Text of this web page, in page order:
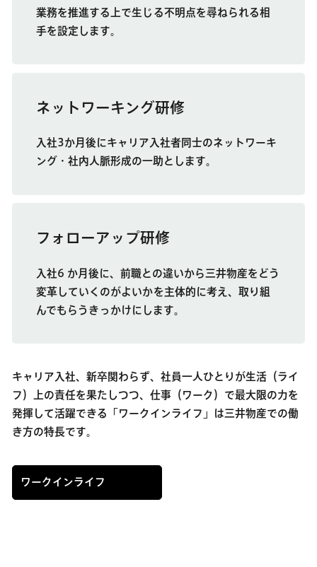
業務を推進する上で生じる不明点を尋ねられる相
手を設定します。
ネットワーキング研修
入社3か月後にキャリア入社者同士のネットワーキ
ング・社内人脈形成の一助とします。
フォローアップ研修
入社6 か月後に、前職との違いから三井物産をどう
変革していくのがよいかを主体的に考え、取り組
んでもらうきっかけにします。
キャリア入社、新卒関わらず、社員一人ひとりが生活（ライ
フ）上の責任を果たしつつ、仕事（ワーク）で最大限の力を
発揮して活躍できる「ワークインライフ」は三井物産での働
き方の特長です。
ワークインライフ